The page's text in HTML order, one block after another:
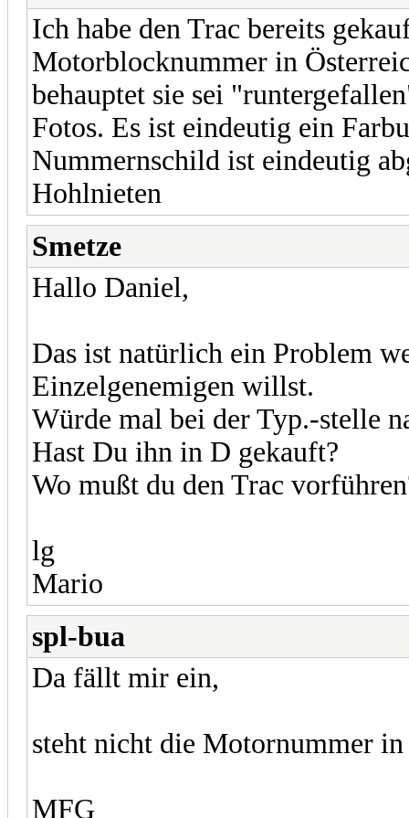
Ich habe den Trac bereits
Motorblocknummer in
behauptet sie sei
Fotos. Es ist eindeutig ein
Nummernschild ist eindeutig
Hohlnieten
Smetze
Hallo Daniel,
Das ist natürlich ein Problem
Einzelgenemigen willst.
Würde mal bei der Typ.-stelle
Hast Du ihn in D gekauft?
Wo mußt du den Trac
lg
Mario
spl-bua
Da fällt mir ein,
steht nicht die Motornummer in
MFG